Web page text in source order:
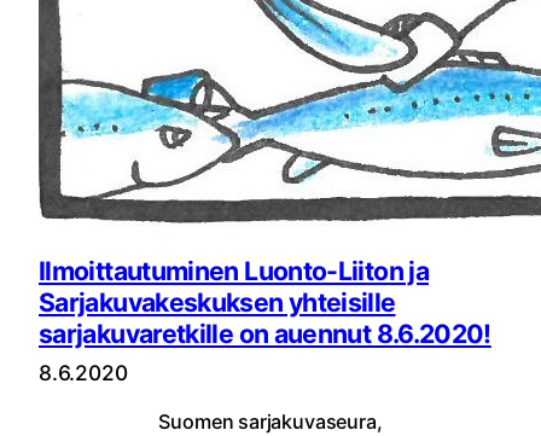
Ilmoittautuminen Luonto-Liiton ja
Sarjakuvakeskuksen yhteisille
sarjakuvaretkille on auennut 8.6.2020!
8.6.2020
Suomen sarjakuvaseura,